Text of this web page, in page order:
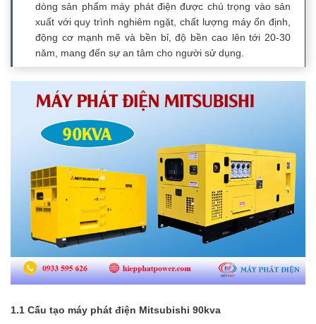
dòng sản phẩm máy phát điện được chú trọng vào sản
xuất với quy trình nghiêm ngặt, chất lượng máy ổn định,
động cơ mạnh mẽ và bền bỉ, độ bền cao lên tới 20-30
năm, mang đến sự an tâm cho người sử dụng.
1.1 Cấu tạo máy phát điện Mitsubishi 90kva